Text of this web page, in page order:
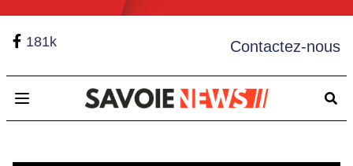
181k Contactez-nous
Open main menu